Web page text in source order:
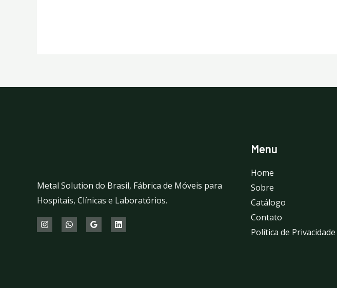
Metal Solution do Brasil, Fábrica de Móveis para
Hospitais, Clínicas e Laboratórios.
Menu
Home
Sobre
Catálogo
Contato
Política de Privacidade